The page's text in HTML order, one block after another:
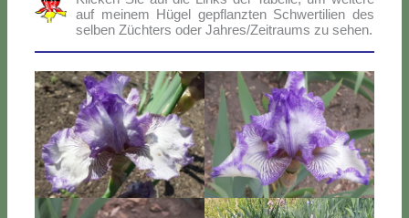
auf mei­nem Hü­gel ge­p­flanz­ten Sch­wer­ti­lien des
sel­ben Zü­ch­ters oder Jahres/Zeitraums zu se­hen.